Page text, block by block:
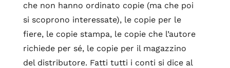
che non hanno ordinato copie (ma che poi
si scoprono interessate), le copie per le
fiere, le copie stampa, le copie che l’autore
richiede per sé, le copie per il magazzino
del distributore. Fatti tutti i conti si dice al